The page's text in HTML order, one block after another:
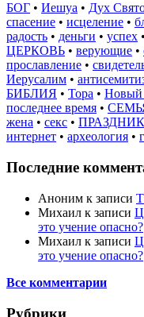
БОГ • Иешуа • Дух
спасение • исцеление •
радость • деньги • успех •
ЦЕРКОВЬ • верующие •
прославление •
Иерусалим •
БИБЛИЯ • Тора • Новый
последнее время •
жена • секс •
интернет • археология •
Последние
Аноним к записи
Михаил к записи
это учение опасно?
Михаил к записи
это учение опасно?
Все комментарии
Рубрики